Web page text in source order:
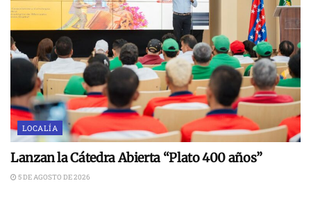
LOCALÍA
Lanzan la Cátedra Abierta “Plato 400 años”
5 DE AGOSTO DE 2026